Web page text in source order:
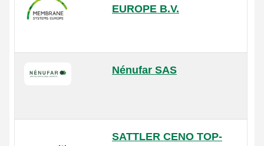
EUROPE B.V.
Nénufar SAS
SATTLER CENO TOP-